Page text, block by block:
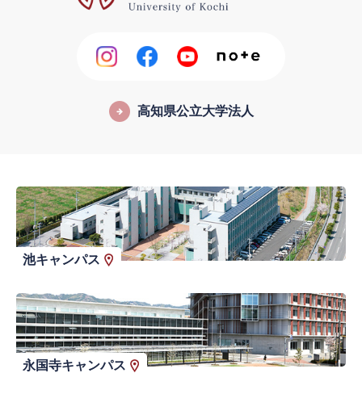
高知県公立大学法人
池キャンパス
永国寺キャンパス